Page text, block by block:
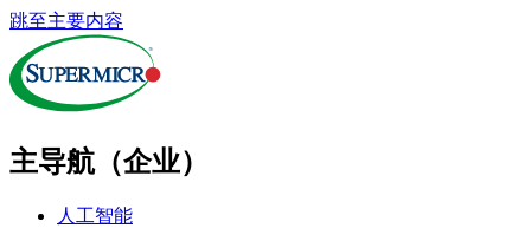
跳至主要内容
主导航（企业）
人工智能